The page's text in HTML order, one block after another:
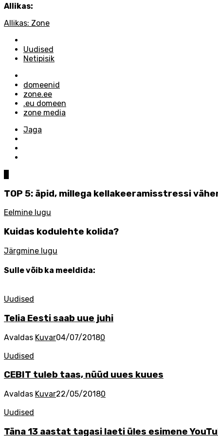
Allikas:
Allikas: Zone
in
Uudised
Netipisik
with
domeenid
zone.ee
.eu domeen
zone media
Jaga
TOP 5: äpid, millega kellakeeramisstressi
Eelmine lugu
Kuidas kodulehte kolida?
Järgmine lugu
Sulle võib ka meeldida:
Uudised
Telia Eesti saab uue juhi
Avaldas Kuvar04/07/20180
Uudised
CEBIT tuleb taas, nüüd uues kuues
Avaldas Kuvar22/05/20180
Uudised
Täna 13 aastat tagasi laeti üles esimene